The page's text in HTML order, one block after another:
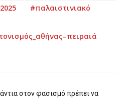
#παλαιστινιακό
στον φασισμό πρέπει να